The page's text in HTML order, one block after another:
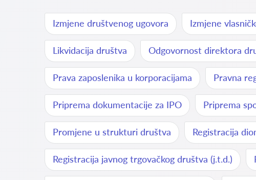
Izmjene društvenog ugovora Izmjene
Likvidacija društva Odgovornost direktora
Prava zaposlenika u korporacijama Pravna
Priprema dokumentacije za IPO Priprema
Promjene u strukturi društva Registracija
Registracija javnog trgovačkog društva (j.t.d.)